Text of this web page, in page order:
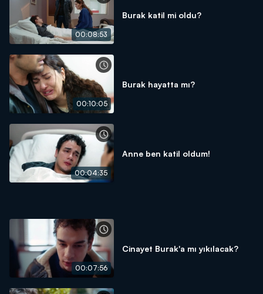
00:08:53
Burak katil mi oldu?
00:10:05
Burak hayatta mı?
00:04:35
Anne ben katil oldum!
00:07:56
Cinayet Burak'a mı yıkılacak?